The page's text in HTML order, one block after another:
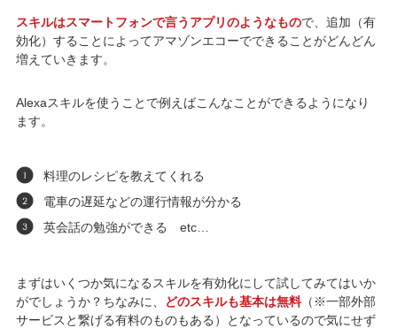
スキルはスマートフォンで言うアプリのようなもので、追加（有
効化）することによってアマゾンエコーでできることがどんどん
増えていきます。
Alexaスキルを使うことで例えばこんなことができるようになり
ます。
料理のレシピを教えてくれる
電車の遅延などの運行情報が分かる
英会話の勉強ができる etc…
まずはいくつか気になるスキルを有効化にして試してみてはいか
がでしょうか？ちなみに、
どのスキルも基本は無料（※一部外部
サービスと繋げる有料のものもある）となっているので気にせず